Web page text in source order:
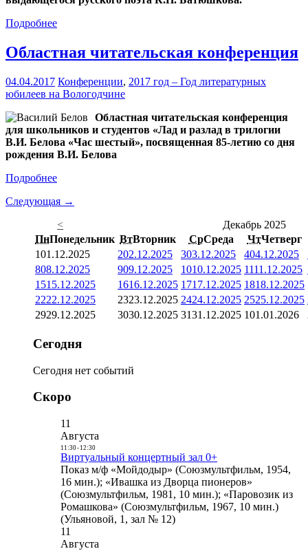
Подробнее
Областная читательская конференция
04.04.2017 Конференции, 2017 год – Год литературных
юбилеев на Вологодчине
Областная читательская конференция
для школьников и студентов «Лад и разлад в трилогии
В.И. Белова «Час шестый», посвященная 85-летию со дня
рождения В.И. Белова
Подробнее
Следующая →
<
Декабрь 2025
ПнПонедельник ВтВторник СрСреда ЧтЧетверг
101.12.2025 202.12.2025 303.12.2025 404.12.2025
808.12.2025 909.12.2025 1010.12.2025 1111.12.2025
1515.12.2025 1616.12.2025 1717.12.2025 1818.12.2025
2222.12.2025 2323.12.2025 2424.12.2025 2525.12.2025
2929.12.2025 3030.12.2025 3131.12.2025 101.01.2026
Сегодня
Сегодня нет событий
Скоро
11
Августа
11:30- 12:30
Виртуальный концертный зал 0+
Показ м/ф «Мойдодыр» (Союзмультфильм, 1954,
16 мин.); «Ивашка из Дворца пионеров»
(Союзмультфильм, 1981, 10 мин.); «Паровозик из
Ромашкова» (Союзмультфильм, 1967, 10 мин.)
(Ульяновой, 1, зал № 12)
11
Августа